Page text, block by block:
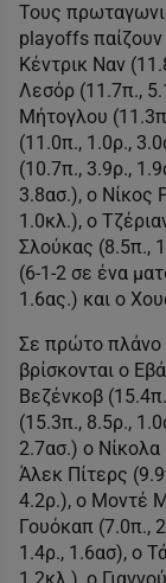
Τους
playoffs
Κέντρικ Ναν
Λεσόρ (11.7π.,
Μήτογλου
(11.0π., 1.0ρ.,
(10.7π., 3.9ρ.,
3.8ασ.), ο Νίκος
1.0κλ.), ο
Σλούκας (8.5π.,
(6-1-2 σε ένα
1.6ας.) και ο
Σε πρώτο πλάνο
βρίσκονται ο
Βεζένκοβ
(15.3π., 8.5ρ.,
2.7ασ.) ο Νίκολα
Άλεκ Πίτερς
4.2ρ.), ο Μοντέ
Γουόκαπ (7.0π.,
1.4ρ., 1.6ασ), ο